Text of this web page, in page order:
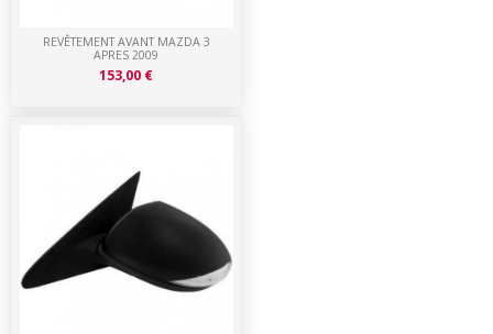
REVÊTEMENT AVANT MAZDA 3
APRES 2009
153,00 €